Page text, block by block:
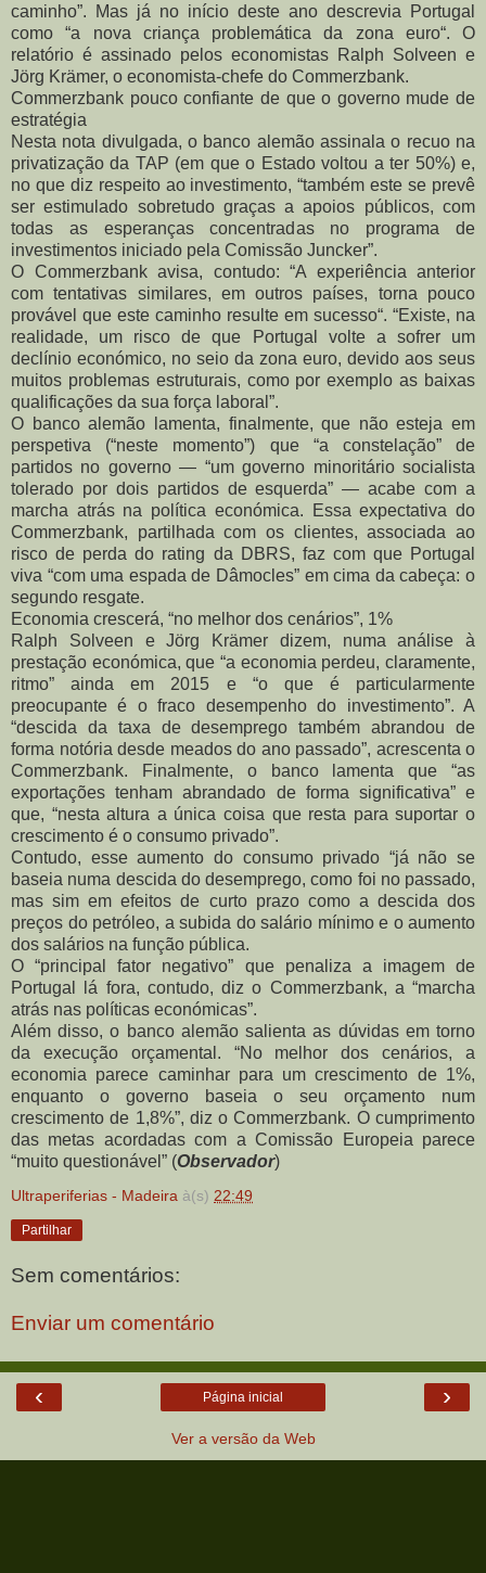
caminho”. Mas já no início deste ano descrevia Portugal
como “a nova criança problemática da zona euro“. O
relatório é assinado pelos economistas Ralph Solveen e
Jörg Krämer, o economista-chefe do Commerzbank.
Commerzbank pouco confiante de que o governo mude de
estratégia
Nesta nota divulgada, o banco alemão assinala o recuo na
privatização da TAP (em que o Estado voltou a ter 50%) e,
no que diz respeito ao investimento, “também este se prevê
ser estimulado sobretudo graças a apoios públicos, com
todas as esperanças concentradas no programa de
investimentos iniciado pela Comissão Juncker”.
O Commerzbank avisa, contudo: “A experiência anterior
com tentativas similares, em outros países, torna pouco
provável que este caminho resulte em sucesso“. “Existe, na
realidade, um risco de que Portugal volte a sofrer um
declínio económico, no seio da zona euro, devido aos seus
muitos problemas estruturais, como por exemplo as baixas
qualificações da sua força laboral”.
O banco alemão lamenta, finalmente, que não esteja em
perspetiva (“neste momento”) que “a constelação” de
partidos no governo — “um governo minoritário socialista
tolerado por dois partidos de esquerda” — acabe com a
marcha atrás na política económica. Essa expectativa do
Commerzbank, partilhada com os clientes, associada ao
risco de perda do rating da DBRS, faz com que Portugal
viva “com uma espada de Dâmocles” em cima da cabeça: o
segundo resgate.
Economia crescerá, “no melhor dos cenários”, 1%
Ralph Solveen e Jörg Krämer dizem, numa análise à
prestação económica, que “a economia perdeu, claramente,
ritmo” ainda em 2015 e “o que é particularmente
preocupante é o fraco desempenho do investimento”. A
“descida da taxa de desemprego também abrandou de
forma notória desde meados do ano passado”, acrescenta o
Commerzbank. Finalmente, o banco lamenta que “as
exportações tenham abrandado de forma significativa” e
que, “nesta altura a única coisa que resta para suportar o
crescimento é o consumo privado”.
Contudo, esse aumento do consumo privado “já não se
baseia numa descida do desemprego, como foi no passado,
mas sim em efeitos de curto prazo como a descida dos
preços do petróleo, a subida do salário mínimo e o aumento
dos salários na função pública.
O “principal fator negativo” que penaliza a imagem de
Portugal lá fora, contudo, diz o Commerzbank, a “marcha
atrás nas políticas económicas”.
Além disso, o banco alemão salienta as dúvidas em torno
da execução orçamental. “No melhor dos cenários, a
economia parece caminhar para um crescimento de 1%,
enquanto o governo baseia o seu orçamento num
crescimento de 1,8%”, diz o Commerzbank. O cumprimento
das metas acordadas com a Comissão Europeia parece
“muito questionável” (Observador)
Ultraperiferias - Madeira à(s) 22:49
Partilhar
Sem comentários:
Enviar um comentário
‹ ›
Página inicial
Ver a versão da Web